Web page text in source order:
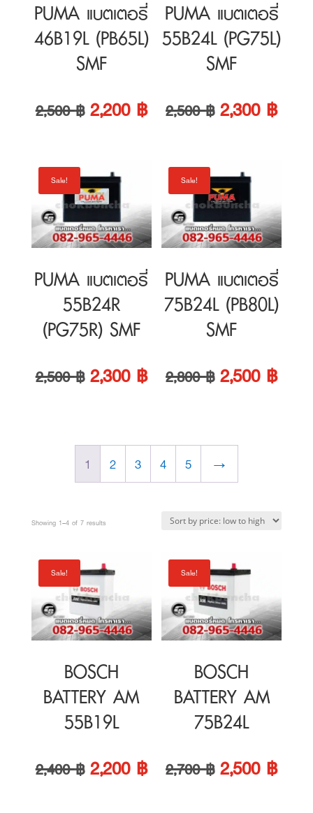
2,500฿ Original
price
2,500 ฿.
2,200฿Current
price
2,200 ฿.
2,500฿ Original
price
2,500 ฿.
2,300฿
price
PUMA แบตเตอรี่
55B24R
(PG75R) SMF
2,500฿ Original
price
2,500 ฿.
2,300฿Current
price
2,300 ฿.
PUMA แบตเตอรี่
75B24L (PB80L)
SMF
2,800฿ Original
price
2,800 ฿.
2,500฿
price
1 2 3 4 5 →
to
BOSCH
BATTERY AM
55B19L
2,400฿Original
price
2,400 ฿.
2,200
price
2,200 ฿.
Sale!
BOSCH
BATTERY AM
75B24L
2,700฿Original
price
2,700 ฿.
2,500